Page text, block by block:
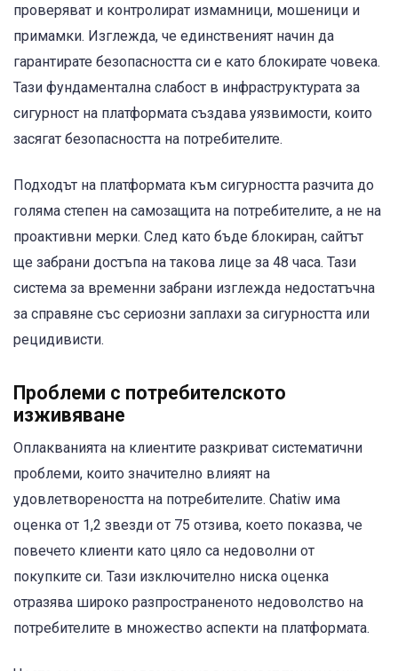
проверяват и контролират измамници, мошеници и
примамки. Изглежда, че единственият начин да
гарантирате безопасността си е като блокирате човека.
Тази фундаментална слабост в инфраструктурата за
сигурност на платформата създава уязвимости, които
засягат безопасността на потребителите.
Подходът на платформата към сигурността разчита до
голяма степен на самозащита на потребителите, а не на
проактивни мерки. След като бъде блокиран, сайтът
ще забрани достъпа на такова лице за 48 часа. Тази
система за временни забрани изглежда недостатъчна
за справяне със сериозни заплахи за сигурността или
рецидивисти.
Проблеми с потребителското
изживяване
Оплакванията на клиентите разкриват систематични
проблеми, които значително влияят на
удовлетвореността на потребителите. Chatiw има
оценка от 1,2 звезди от 75 отзива, което показва, че
повечето клиенти като цяло са недоволни от
покупките си. Тази изключително ниска оценка
отразява широко разпространеното недоволство на
потребителите в множество аспекти на платформата.